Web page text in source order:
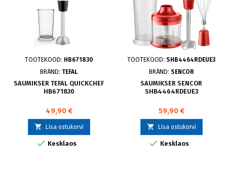
TOOTEKOOD: HB671830
BRÄND: TEFAL
SAUMIKSER TEFAL QUICKCHEF
HB671830
49,90 €
 Lisa ostukorvi
 Kesklaos
TOOTEKOOD: SHB4464RDEUE3
BRÄND: SENCOR
SAUMIKSER SENCOR
SHB4464RDEUE3
59,90 €
 Lisa ostukorvi
 Kesklaos